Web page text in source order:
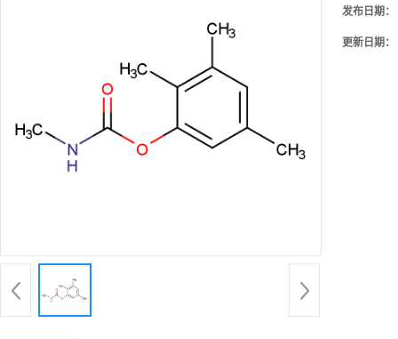
发布日期：
更新日期：